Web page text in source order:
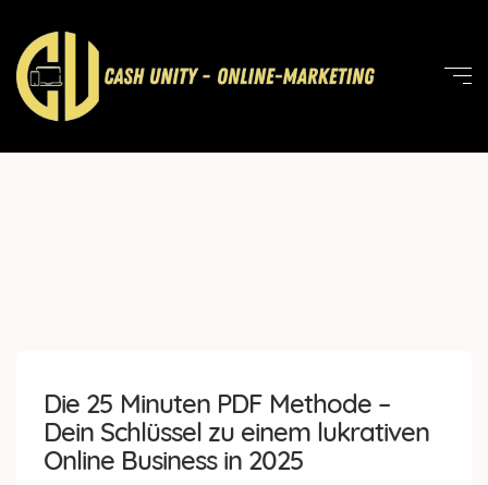
Die 25 Minuten PDF Methode –
Dein Schlüssel zu einem lukrativen
Online Business in 2025